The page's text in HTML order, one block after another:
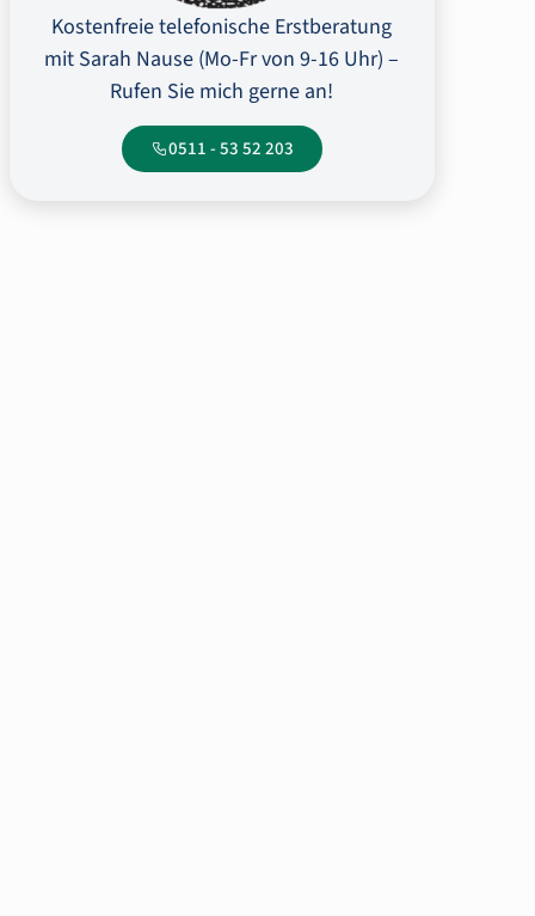
Kostenfreie telefonische Erstberatung
mit Sarah Nause (Mo-Fr von 9-16 Uhr) –
Rufen Sie mich gerne an!
0511 - 53 52 203